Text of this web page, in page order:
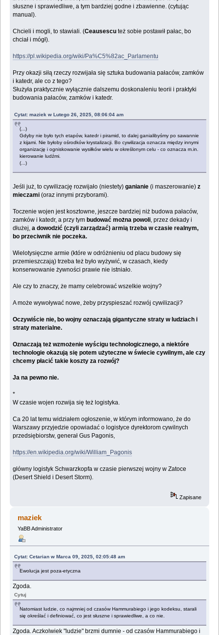
słuszne i sprawiedliwe, a tym bardziej godne i zbawienne. (cytując
manual).
Chcieli i mogli, to stawiali. (Ceausescu też sobie postawił pałac, bo
chciał i mógł).
https://pl.wikipedia.org/wiki/Pa%C5%82ac_Parlamentu
Przy okazji siłą rzeczy rozwijała się sztuka budowania pałaców, zamków
i katedr, ale co z tego?
Służyła praktycznie wyłącznie dalszemu doskonaleniu teorii i praktyki
budowania pałaców, zamków i katedr.
Cytat: maziek w Lutego 26, 2025, 08:06:04 am
(...)
Gdyby nie było tych etapów, katedr i piramid, to dalej ganialibyśmy po sawannie
z kijami. Nie byłoby ośrodków krystalizacji. Bo cywilizacja oznacza między innymi
organizację i ogniskowanie wysiłków wielu w określonym celu - co oznacza m.in.
kierowanie ludźmi.
(...)
Jeśli już, to cywilizację rozwijało (niestety)ganianie (i maszerowanie)z
mieczami(oraz innymi przyborami).
Toczenie wojen jest kosztowne, jeszcze bardziej niż budowa pałaców,
zamków i katedr, a przy tym budować można powoli, przez dekady i
dłużej, a dowodzić (czyli zarządzać) armią trzeba w czasie realnym,
bo przeciwnik nie poczeka.
Wielotysięczne armie (które w odróżnieniu od placu budowy się
przemieszczają) trzeba też było wyżywić, w czasach, kiedy
konserwowanie żywności prawie nie istniało.
Ale czy to znaczy, że mamy celebrować wszelkie wojny?
A może wywoływać nowe, żeby przyspieszać rozwój cywilizacji?
Oczywiście nie, bo wojny oznaczają gigantyczne straty w ludziach i
straty materialne.
Oznaczają też wzmożenie wyścigu technologicznego, a niektóre
technologie okazują się potem użyteczne w świecie cywilnym, ale czy
chcemy płacić takie koszty za rozwój?
Ja na pewno nie.
*
W czasie wojen rozwija się też logistyka.
Ca 20 lat temu widziałem ogłoszenie, w którym informowano, że do
Warszawy przyjedzie opowiadać o logistyce dyrektorom cywilnych
przedsiębiorstw, generał Gus Pagonis,
https://en.wikipedia.org/wiki/William_Pagonis
główny logistyk Schwarzkopfa w czasie pierwszej wojny w Zatoce
(Desert Shield i Desert Storm).
Zapisane
maziek
YaBB Administrator
Cytat: Cetarian w Marca 09, 2025, 02:05:48 am
Ewolucja jest poza-etyczna
Zgoda.
Cytuj
Natomiast ludzie, co najmniej od czasów Hammurabiego i jego kodeksu, starali
się określać i definiować, co jest słuszne i sprawiedliwe, a co nie.
Zgoda. Aczkolwiek "ludzie" brzmi dumnie - od czasów Hammurabiego i